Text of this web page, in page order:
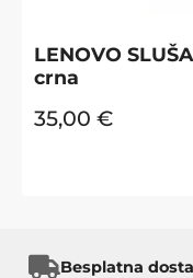
LENOVO
crna
35,00 €
Besplatna